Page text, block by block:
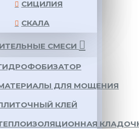
СИЦИЛИЯ
СКАЛА
СМЕСИ
ДЛЯ МОЩЕНИЯ
КЛЕЙ